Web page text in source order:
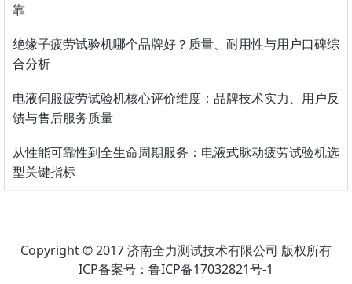
靠
绝缘子疲劳试验机哪个品牌好？质量、耐用性与用户口碑综
合分析
电液伺服疲劳试验机核心评价维度：品牌技术实力、用户反
馈与售后服务质量
从性能可靠性到全生命周期服务：电液式脉动疲劳试验机选
型关键指标
Copyright © 2017 济南全力测试技术有限公司 版权所有
ICP备案号： 鲁ICP备17032821号-1